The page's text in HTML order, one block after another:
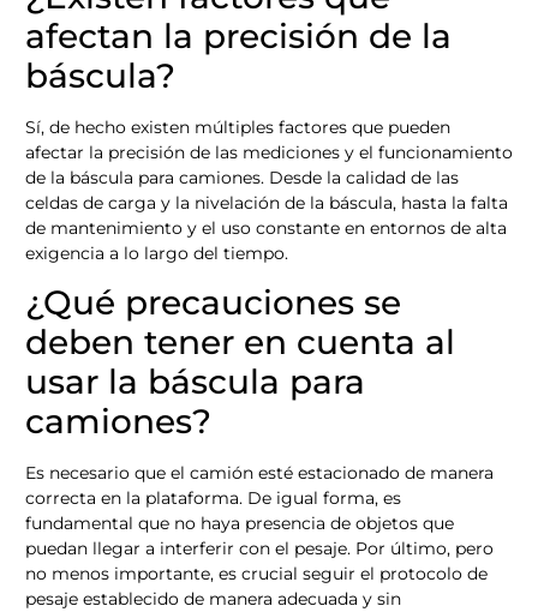
afectan la precisión de la
báscula?
Sí, de hecho existen múltiples factores que pueden
afectar la precisión de las mediciones y el funcionamiento
de la báscula para camiones. Desde la calidad de las
celdas de carga y la nivelación de la báscula, hasta la falta
de mantenimiento y el uso constante en entornos de alta
exigencia a lo largo del tiempo.
¿Qué precauciones se
deben tener en cuenta al
usar la báscula para
camiones?
Es necesario que el camión esté estacionado de manera
correcta en la plataforma. De igual forma, es
fundamental que no haya presencia de objetos que
puedan llegar a interferir con el pesaje. Por último, pero
no menos importante, es crucial seguir el protocolo de
pesaje establecido de manera adecuada y sin